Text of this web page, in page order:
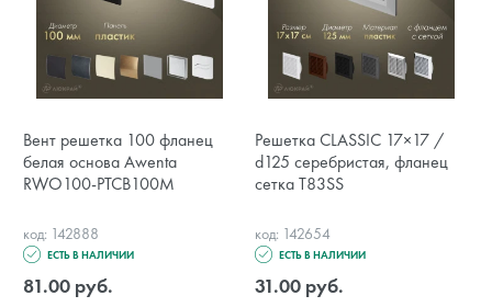
Вент решетка 100 фланец
белая основа Awenta
RWO100-PTCB100M
код: 142888
ЕСТЬ В НАЛИЧИИ
81.00 руб.
Решетка CLASSIC 17×17 /
d125 серебристая, фланец
сетка T83SS
код: 142654
ЕСТЬ В НАЛИЧИИ
31.00 руб.